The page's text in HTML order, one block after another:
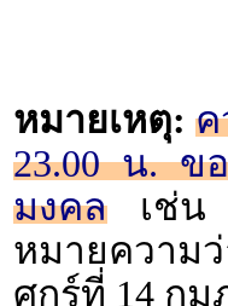
หมายเหตุ: ค
23.00 น. ข
มงคล เช่น
หมายความ
ศุกร์ที่ 14 กุม